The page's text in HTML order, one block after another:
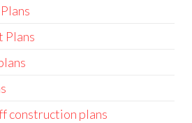
Plans
construction plans